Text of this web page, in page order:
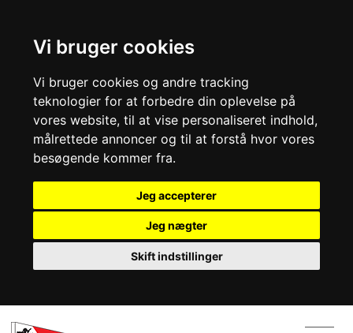
Vi bruger cookies
Vi bruger cookies og andre tracking
teknologier for at forbedre din oplevelse på
vores website, til at vise personaliseret indhold,
målrettede annoncer og til at forstå hvor vores
besøgende kommer fra.
Jeg accepterer
Jeg nægter
Skift indstillinger